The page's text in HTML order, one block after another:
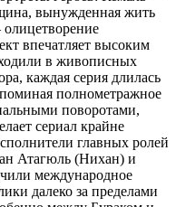
вынужденная жить
впечатляет высоким
в живописных
каждая серия длилась
полнометражное
поворотами,
сериал крайне
главных ролей
Атагюль (Нихан) и
международное
далеко за пределами